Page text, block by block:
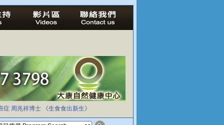
症 周兆祥博士 《生食食出新生》